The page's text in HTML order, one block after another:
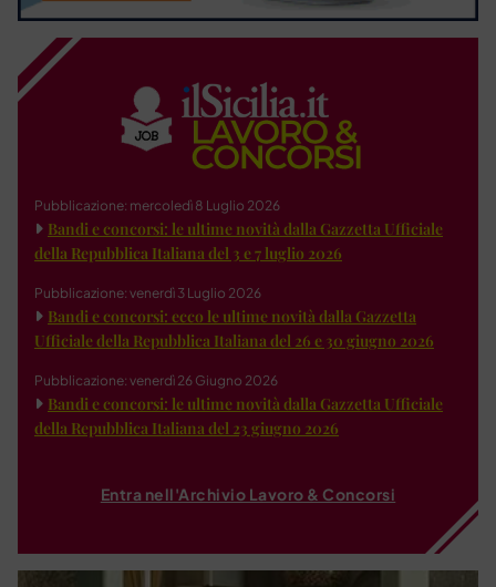
Pubblicazione: mercoledì 8 Luglio 2026
Bandi e concorsi: le ultime novità dalla Gazzetta Ufficiale
della Repubblica Italiana del 3 e 7 luglio 2026
Pubblicazione: venerdì 3 Luglio 2026
Bandi e concorsi: ecco le ultime novità dalla Gazzetta
Ufficiale della Repubblica Italiana del 26 e 30 giugno 2026
Pubblicazione: venerdì 26 Giugno 2026
Bandi e concorsi: le ultime novità dalla Gazzetta Ufficiale
della Repubblica Italiana del 23 giugno 2026
Entra nell'Archivio Lavoro & Concorsi